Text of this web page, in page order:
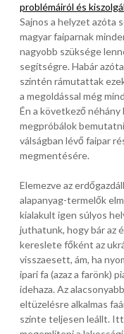
problémáiról és
Sajnos a helyzet azóta
magyar faiparnak
nagyobb szüksége
segítségre. Habár
szintén rámutattak
a megoldással még
Én a következő néhány
megpróbálok
válságban lévő faipar
megmentésére.
Elemezve az
alapanyag-termelők
kialakult igen súlyos
juthatunk, hogy bár az
kereslete főként az
visszaesett, ám, ha
ipari fa (azaz a farönk)
idehaza. Az
eltüzelésre alkalmas
szinte teljesen leállt.